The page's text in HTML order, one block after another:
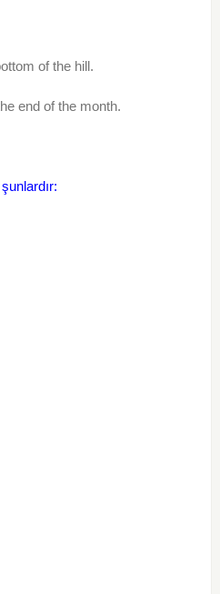
of the hill.
end of the month.